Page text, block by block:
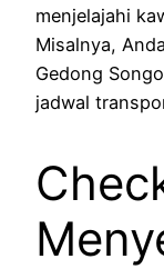
menjelajahi
Misalnya,
Gedong
jadwal